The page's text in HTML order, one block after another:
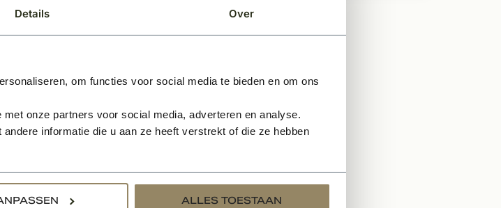
Details Over
om functies voor social media te bieden en om ons
onze partners voor social media, adverteren en analyse.
informatie die u aan ze heeft verstrekt of die ze hebben
ALLES TOESTAAN